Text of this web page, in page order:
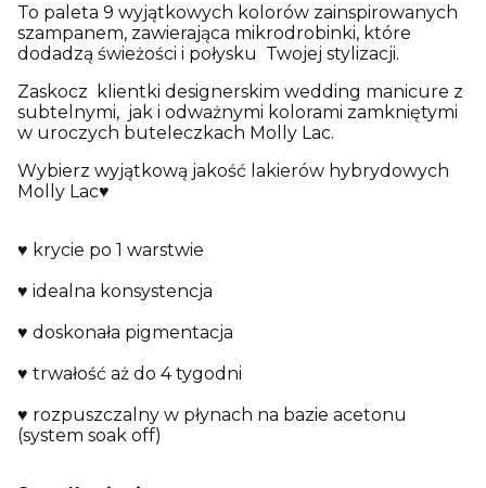
To paleta 9 wyjątkowych kolorów zainspirowanych
szampanem, zawierająca mikrodrobinki, które
dodadzą świeżości i połysku Twojej stylizacji.
Zaskocz klientki designerskim wedding manicure z
subtelnymi, jak i odważnymi kolorami zamkniętymi
w uroczych buteleczkach Molly Lac.
Wybierz wyjątkową jakość lakierów hybrydowych
Molly Lac♥
♥ krycie po 1 warstwie
♥ idealna konsystencja
♥ doskonała pigmentacja
♥ trwałość aż do 4 tygodni
♥ rozpuszczalny w płynach na bazie acetonu
(system soak off)